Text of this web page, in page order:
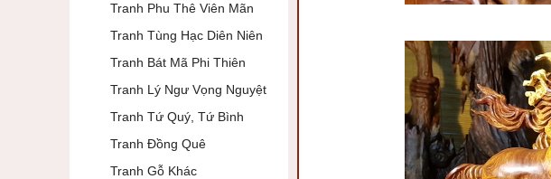
Tranh Phu Thê Viên Mãn
Tranh Tùng Hạc Diên Niên
Tranh Bát Mã Phi Thiên
Tranh Lý Ngư Vọng Nguyệt
Tranh Tứ Quý, Tứ Bình
Tranh Đồng Quê
Tranh Gỗ Khác